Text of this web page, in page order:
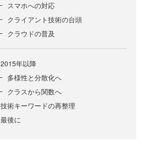
スマホへの対応
クライアント技術の台頭
クラウドの普及
2015年以降
多様性と分散化へ
クラスから関数へ
技術キーワードの再整理
最後に